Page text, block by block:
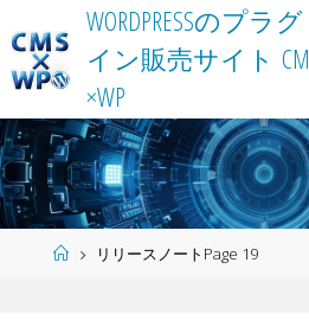
to
content
WORDPRESSのプラ グ
イ ン販売サイ ト CM
×WP
Homeリリースノート Page 19